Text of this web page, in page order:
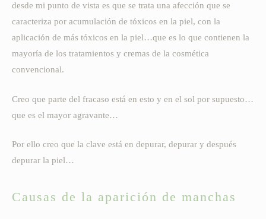
desde mi punto de vista es que se trata una afección que se
caracteriza por acumulación de tóxicos en la piel, con la
aplicación de más tóxicos en la piel…que es lo que contienen la
mayoría de los tratamientos y cremas de la cosmética
convencional.
Creo que parte del fracaso está en esto y en el sol por supuesto…
que es el mayor agravante…
Por ello creo que la clave está en depurar, depurar y después
depurar la piel…
Causas de la aparición de manchas